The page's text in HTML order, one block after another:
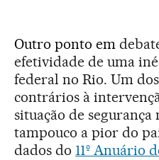
Outro ponto em
efetividade de uma
federal no Rio. Um
contrários à
situação de segurança
tampouco a pior do
dados do 11º Anuário